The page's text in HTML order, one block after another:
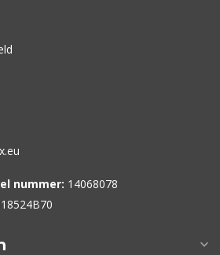
nummer: 14068078